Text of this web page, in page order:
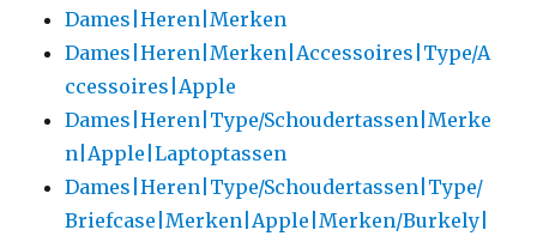
Dames|Heren|Merken
Dames|Heren|Merken|Accessoires|Type/A
ccessoires|Apple
Dames|Heren|Type/Schoudertassen|Merke
n|Apple|Laptoptassen
Dames|Heren|Type/Schoudertassen|Type/
Briefcase|Merken|Apple|Merken/Burkely|